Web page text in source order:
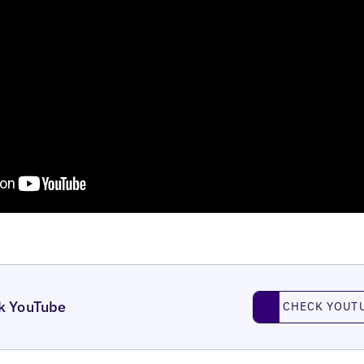
YouTube Check YouTube
CHECK